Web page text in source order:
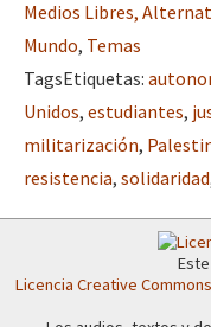
Medios Libres,
Mundo, Temas
TagsEtiquetas:
Unidos, estudiantes,
militarización,
resistencia, solidaridad
Licencia Creative